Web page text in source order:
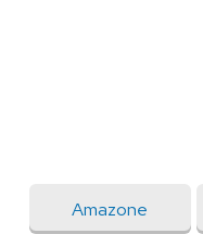
Amazone